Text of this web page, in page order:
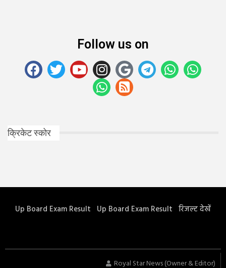
Follow us on
क्रिकेट स्कोर
Up Board Exam Result Up Board Exam Result रिजल्ट देखें
Royal Star News (Owner & Editor)